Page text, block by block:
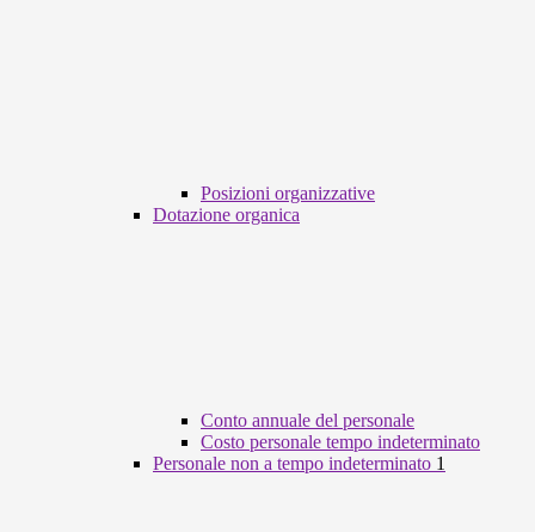
Posizioni organizzative
Dotazione organica
Conto annuale del personale
Costo personale tempo indeterminato
Personale non a tempo indeterminato 1